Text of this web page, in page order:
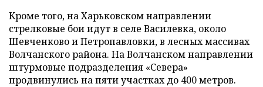
Кроме того, на Харьковском направлении
стрелковые бои идут в селе Василевка, около
Шевченково и Петропавловки, в лесных массивах
Волчанского района. На Волчанском направлении
штурмовые подразделения «Севера»
продвинулись на пяти участках до 400 метров.